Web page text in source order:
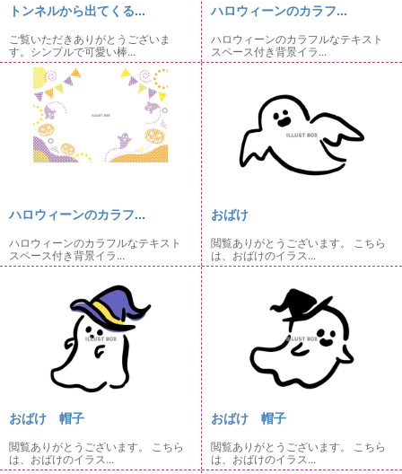
トンネルから出てくる...
ご覧いただきありがとうございま
す。シンプルで可愛い棒...
ハロウィーンのカラフ...
ハロウィーンのカラフルなテキスト
スペース付き背景イラ...
ハロウィーンのカラフ...
ハロウィーンのカラフルなテキスト
スペース付き背景イラ...
おばけ
閲覧ありがとうございます。 こちら
は、おばけのイラス...
おばけ 帽子
閲覧ありがとうございます。 こちら
は、おばけのイラス...
おばけ 帽子
閲覧ありがとうございます。 こちら
は、おばけのイラス...